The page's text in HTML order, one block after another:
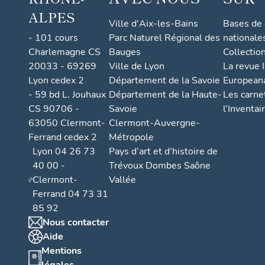
ALPES
- 101 cours
Charlemagne CS
20033 - 69269
Lyon cedex 2
- 59 bd L. Jouhaux
CS 90706 -
63050 Clermont-
Ferrand cedex 2
Lyon 04 26 73
40 00 -
Clermont-
Ferrand 04 73 31
85 92
Nous contacter
Aide
Mentions
Ville d'Aix-les-Bains
Parc Naturel Régional des
Bauges
Ville de Lyon
Département de la Savoie
Département de la Haute-
Savoie
Clermont-Auvergne-
Métropole
Pays d’art et d’histoire de
Trévoux Dombes Saône
Vallée
Bases
La revue
Les